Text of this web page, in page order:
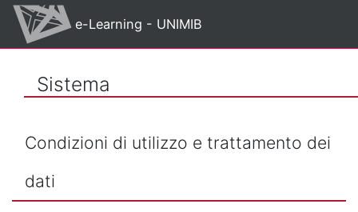
Vai al contenuto principale
e-Learning - UNIMIB
Sistema
Condizioni di utilizzo e trattamento dei
dati